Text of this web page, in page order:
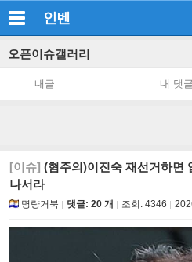
인벤
오픈이슈갤러리
내글 내 댓글
[이슈] (혐주의)이진숙 재선거하면
나서라
명량거북 댓글: 20 개 조회: 4346